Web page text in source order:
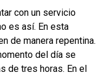
con un servicio
es así. En esta
de manera repentina.
del día se
de tres horas. En el